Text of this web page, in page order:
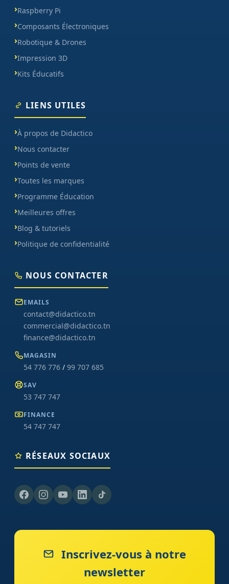
Raspberry Pi
Composants Électroniques
Robotique & Drones
Impression 3D
Kits Éducatifs
LIENS UTILES
À propos de Didactico
Nous contacter
Points de vente
Toutes les marques
Programme Éducation
Meilleures offres
Blog & tutoriels
Politique de confidentialité
NOUS CONTACTER
EMAILS
contact@didactico.tn
commercial@didactico.tn
finance@didactico.tn
MAGASIN
54 776 776 / 99 707 685
SAV
53 747 747
FINANCE
54 747 747
RÉSEAUX SOCIAUX
Inscrivez-vous à notre
newsletter